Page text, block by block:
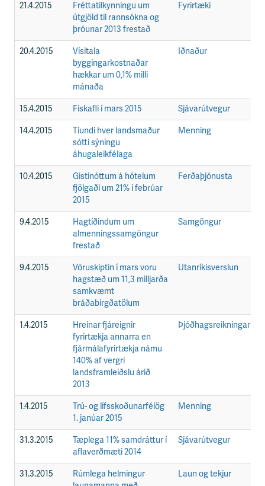
21.4.2015
Fréttatilkynningu um
útgjöld til rannsókna og
þróunar 2013 frestað
Fyrirtæki
20.4.2015
Vísitala
byggingarkostnaðar
hækkar um 0,1% milli
mánaða
Iðnaður
15.4.2015 Fiskafli í mars 2015 Sjávarútvegur
14.4.2015
Tíundi hver landsmaður
sótti sýningu
áhugaleikfélaga
Menning
10.4.2015
Gistinóttum á hótelum
fjölgaði um 21% í febrúar
2015
Ferðaþjónusta
9.4.2015
Hagtíðindum um
almenningssamgöngur
frestað
Samgöngur
9.4.2015
Vöruskiptin í mars voru
hagstæð um 11,3 milljarða
samkvæmt
bráðabirgðatölum
Utanríkisverslun
1.4.2015
Hreinar fjáreignir
fyrirtækja annarra en
fjármálafyrirtækja námu
140% af vergri
landsframleiðslu árið
2013
Þjóðhagsreikningar
1.4.2015
Trú- og lífsskoðunarfélög
1. janúar 2015
Menning
31.3.2015
Tæplega 11% samdráttur í
aflaverðmæti 2014
Sjávarútvegur
31.3.2015
Rúmlega helmingur
Laun og tekjur